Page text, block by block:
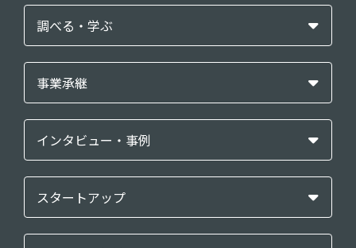
調べる・学ぶ
事業承継
インタビュー・事例
スタートアップ